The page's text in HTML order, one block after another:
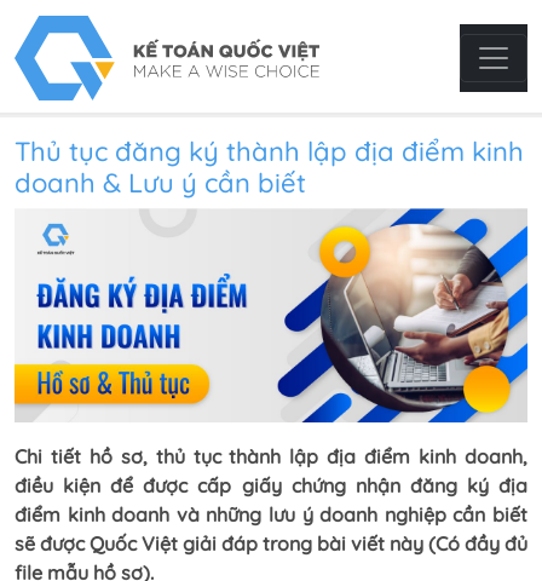
Thủ tục đăng ký thành lập địa điểm kinh
doanh & Lưu ý cần biết
Chi tiết hồ sơ, thủ tục thành lập địa điểm kinh doanh,
điều kiện để được cấp giấy chứng nhận đăng ký địa
điểm kinh doanh và những lưu ý doanh nghiệp cần biết
sẽ được Quốc Việt giải đáp trong bài viết này (Có đầy đủ
file mẫu hồ sơ).